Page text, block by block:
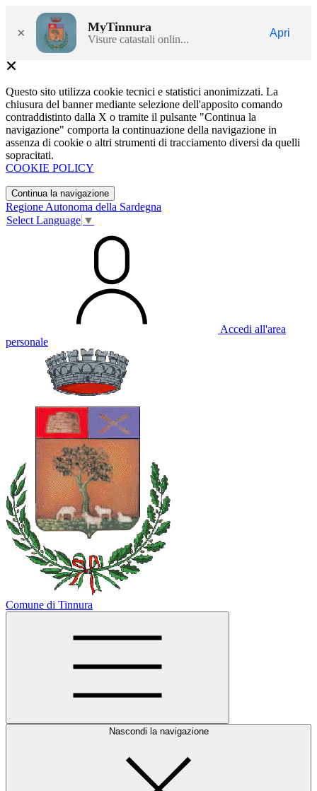
× MyTinnura
Visure catastali onlin...
Apri
Questo sito utilizza cookie tecnici e statistici anonimizzati. La
chiusura del banner mediante selezione dell'apposito comando
contraddistinto dalla X o tramite il pulsante "Continua la
navigazione" comporta la continuazione della navigazione in
assenza di cookie o altri strumenti di tracciamento diversi da quelli
sopracitati.
COOKIE POLICY
Continua la navigazione
Regione Autonoma della Sardegna
Select Language ▼
Accedi all'area
personale
Comune di Tinnura
Nascondi la navigazione